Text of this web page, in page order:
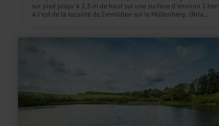
sur pied jusqu'à 1,5 m de haut sur une surface d'environ 1
A l'est de la localité de Zermüllen sur le Müllenberg. [Rita
siècle Dr. Werner Schwind, Gerolstein